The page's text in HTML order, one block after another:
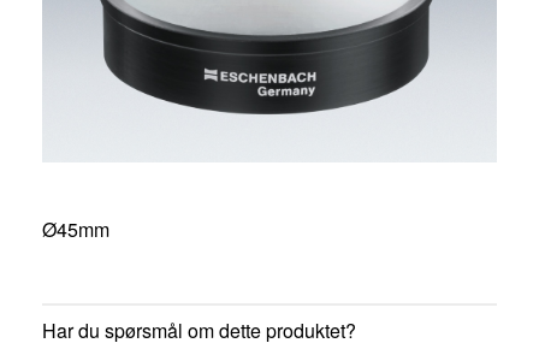
Ø45mm
Har du spørsmål om dette produktet?